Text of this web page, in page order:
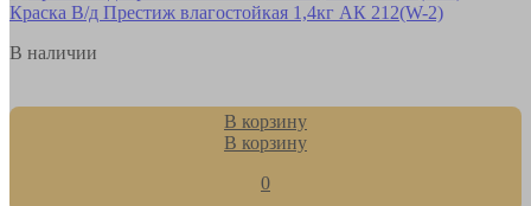
Краска В/д Престиж влагостойкая 1,4кг АК 212(W-2)
В наличии
В корзину
В корзину
0